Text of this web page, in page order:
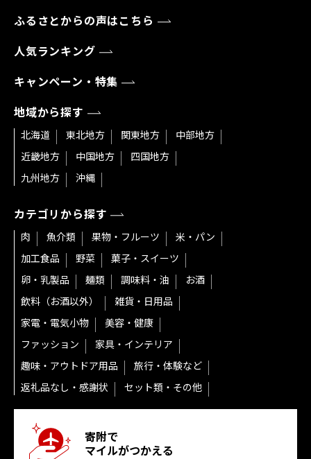
ふるさとからの声はこちら
人気ランキング
キャンペーン・特集
地域から探す
北海道 東北地方 関東地方
中部地方
近畿地方
中国地方
四国地方
九州地方
沖縄
カテゴリから探す
肉 魚介類 果物・フルーツ
米・パン
加工食品
野菜
菓子・スイーツ
卵・乳製品
麺類 調味料・油
お酒
飲料（お酒以外）
雑貨・日用品
家電・電気小物
美容・健康
ファッション
家具・インテリア
趣味・アウトドア用品
旅行・体験など
返礼品なし・感謝状
セット類・その他
寄附で
マイルがつかえる